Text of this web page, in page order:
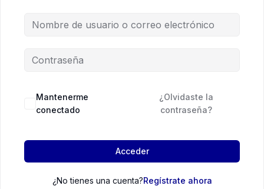
Mantenerme
conectado
¿Olvidaste la
contraseña?
Acceder
¿No tienes una cuenta?Regístrate ahora